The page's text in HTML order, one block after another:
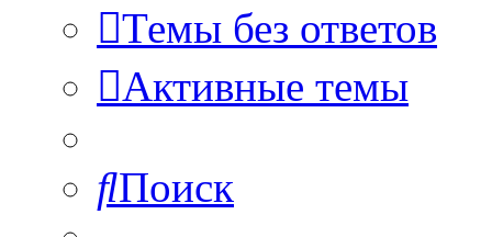
Темы без ответов
Активные темы
Поиск